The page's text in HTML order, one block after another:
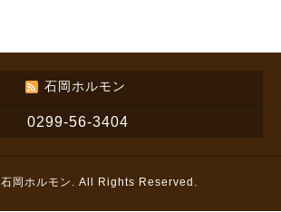
石岡ホルモン
0299-56-3404
石岡ホルモン . All Rights Reserved.